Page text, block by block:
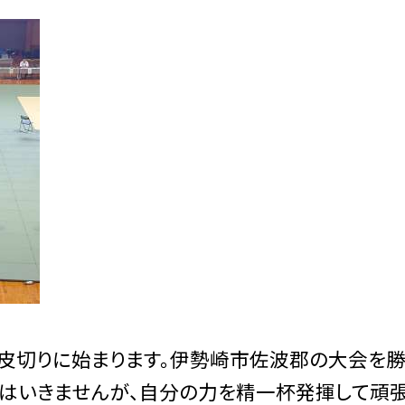
に始まります。伊勢崎市佐波郡の大会を
いきませんが、自分の力を精一杯発揮して頑